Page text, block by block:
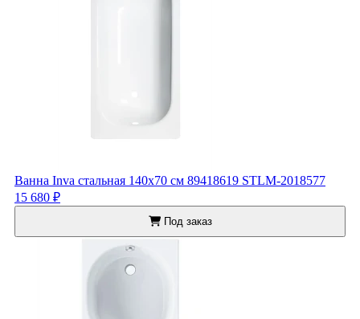
Ванна Inva стальная 140x70 см 89418619 STLM-2018577
15 680 ₽
Под заказ